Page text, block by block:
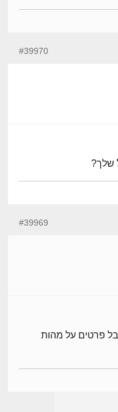
#39970
שלך?
#39969
פרטים על מהות